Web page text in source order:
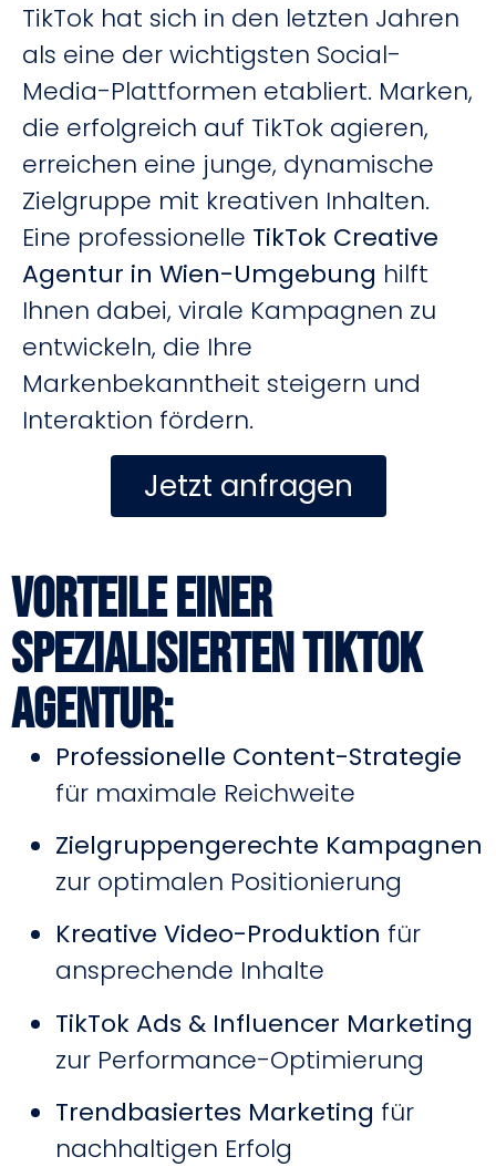
TikTok hat sich in den letzten Jahren
als eine der wichtigsten Social-
Media-Plattformen etabliert. Marken,
die erfolgreich auf TikTok agieren,
erreichen eine junge, dynamische
Zielgruppe mit kreativen Inhalten.
Eine professionelle TikTok Creative
Agentur in Wien-Umgebung hilft
Ihnen dabei, virale Kampagnen zu
entwickeln, die Ihre
Markenbekanntheit steigern und
Interaktion fördern.
Jetzt anfragen
Vorteile einer
spezialisierten TikTok
Agentur:
Professionelle Content-Strategie
für maximale Reichweite
Zielgruppengerechte Kampagnen
zur optimalen Positionierung
Kreative Video-Produktion für
ansprechende Inhalte
TikTok Ads & Influencer Marketing
zur Performance-Optimierung
Trendbasiertes Marketing für
nachhaltigen Erfolg